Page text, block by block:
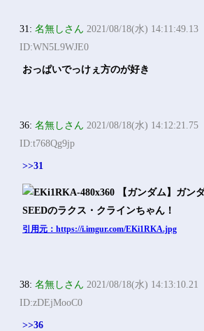
31:名無しさん 2021/08/18(水) 14:11:49.13
ID:WN5L9WJE0
おっぱいでっけぇ方のが好き
36:名無しさん 2021/08/18(水) 14:12:21.75
ID:t768Qg9jp
>>31
引用元：https://i.imgur.com/EKi1RKA.jpg
38:名無しさん 2021/08/18(水) 14:13:10.21
ID:zDEjMooC0
>>36